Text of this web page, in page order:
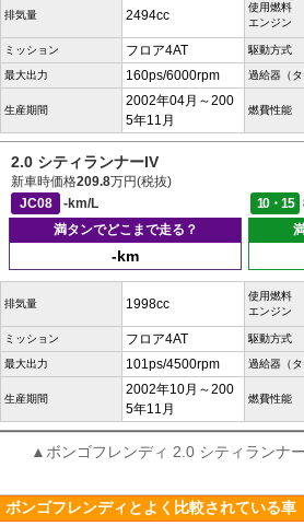
排気量 2494cc
使用燃料
エンジン
ミッション フロア4AT 駆動方式
最大出力 160ps/6000rpm 過給器（タ
生産期間
2002年04月～200
5年11月
燃費性能
2.0 シティランナーIV
新車時価格209.8万円(税抜)
JC08
-km/L 10・15
満タンでどこまで走る？
-km
排気量 1998cc
使用燃料
エンジン
ミッション フロア4AT 駆動方式
最大出力 101ps/4500rpm 過給器（タ
生産期間
2002年10月～200
5年11月
燃費性能
▲ボンゴフレンディ 2.0 シティランナ
ボンゴフレンディとよく比較されている車